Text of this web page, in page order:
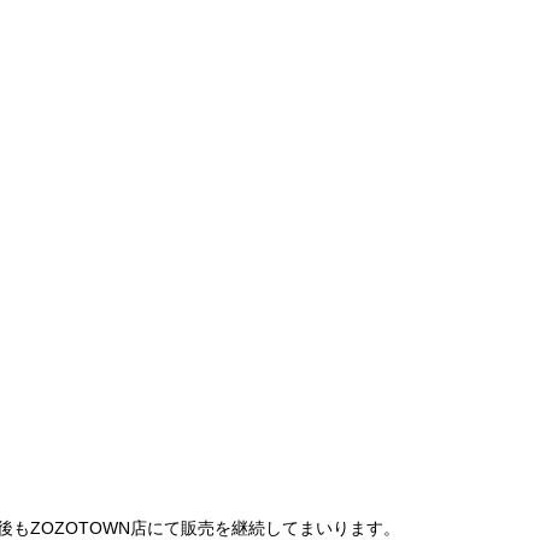
ZOZOTOWN店にて販売を継続してまいります。